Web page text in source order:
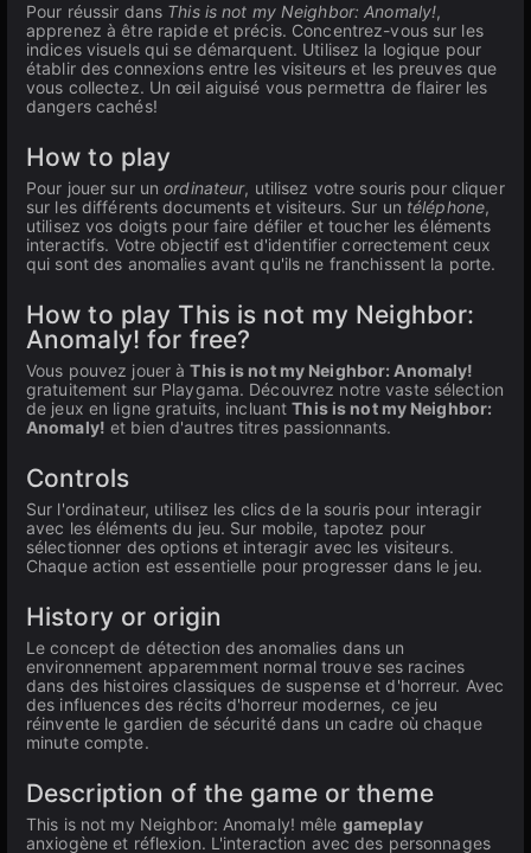
Pour réussir dans This is not my Neighbor: Anomaly!,
apprenez à être rapide et précis. Concentrez-vous sur les
indices visuels qui se démarquent. Utilisez la logique pour
établir des connexions entre les visiteurs et les preuves que
vous collectez. Un œil aiguisé vous permettra de flairer les
dangers cachés!
How to play
Pour jouer sur unordinateur, utilisez votre souris pour cliquer
sur les différents documents et visiteurs. Sur un téléphone,
utilisez vos doigts pour faire défiler et toucher les éléments
interactifs. Votre objectif est d'identifier correctement ceux
qui sont des anomalies avant qu'ils ne franchissent la porte.
How to play This is not my Neighbor:
Anomaly! for free?
Vous pouvez jouer àThis is not my Neighbor: Anomaly!
gratuitement sur Playgama. Découvrez notre vaste sélection
de jeux en ligne gratuits, incluantThis is not my Neighbor:
Anomaly! et bien d'autres titres passionnants.
Controls
Sur l'ordinateur, utilisez les clics de la souris pour interagir
avec les éléments du jeu. Sur mobile, tapotez pour
sélectionner des options et interagir avec les visiteurs.
Chaque action est essentielle pour progresser dans le jeu.
History or origin
Le concept de détection des anomalies dans un
environnement apparemment normal trouve ses racines
dans des histoires classiques de suspense et d'horreur. Avec
des influences des récits d'horreur modernes, ce jeu
réinvente le gardien de sécurité dans un cadre où chaque
minute compte.
Description of the game or theme
This is not my Neighbor: Anomaly! mêle gameplay
anxiogène et réflexion. L'interaction avec des personnages